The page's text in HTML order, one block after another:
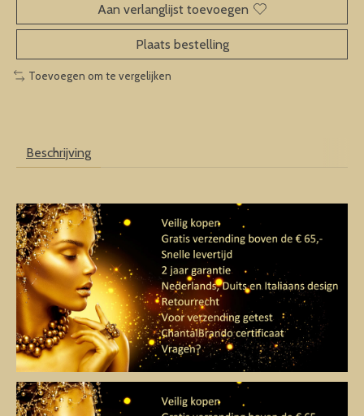
Aan verlanglijst toevoegen
Plaats bestelling
Toevoegen om te vergelijken
Beschrijving